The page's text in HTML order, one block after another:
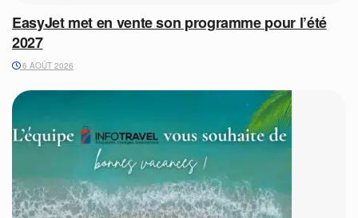
EasyJet met en vente son programme pour l’été
2027
6 AOÛT 2026